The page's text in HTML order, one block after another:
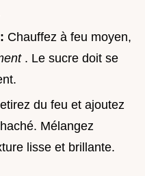
Chauffez à feu moyen,
. Le sucre doit se
du feu et ajoutez
Mélangez
lisse et brillante.